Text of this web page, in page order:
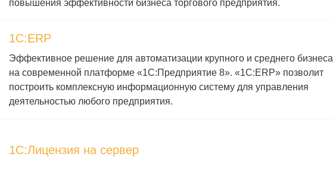
повышения эффективности бизнеса торгового предприятия.
1С:ERP
Эффективное решение для автоматизации крупного и среднего бизнеса
на современной платформе «1С:Предприятие 8». «1С:ERP» позволит
построить комплексную информационную систему для управления
деятельностью любого предприятия.
1С:Лицензия на сервер